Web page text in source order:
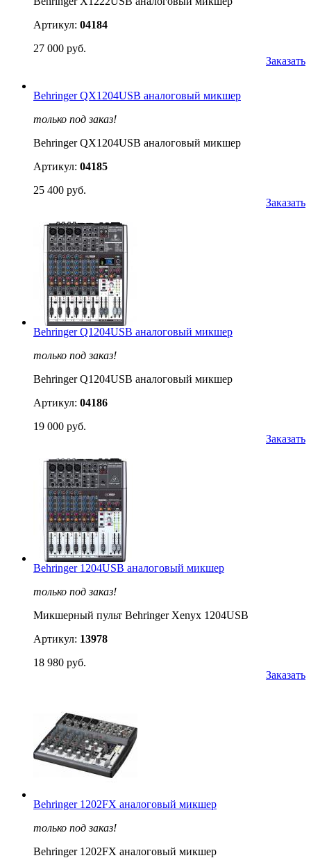
Артикул: 04184
27 000 руб.
Заказать
Behringer QX1204USB аналоговый микшер
только под заказ!
Behringer QX1204USB аналоговый микшер
Артикул: 04185
25 400 руб.
Заказать
Behringer Q1204USB аналоговый микшер
только под заказ!
Behringer Q1204USB аналоговый микшер
Артикул: 04186
19 000 руб.
Заказать
Behringer 1204USB аналоговый микшер
только под заказ!
Микшерный пульт Behringer Xenyx 1204USB
Артикул: 13978
18 980 руб.
Заказать
Behringer 1202FX аналоговый микшер
только под заказ!
Behringer 1202FX аналоговый микшер